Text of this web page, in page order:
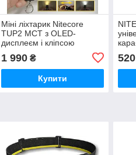
Міні ліхтарик Nitecore
TUP2 MCT з OLED-
дисплеєм і кліпсою
(1200LM, 1300mAh, USB-
C, ATR, IP54),
Помаранчевий
1 990₴
Купити
520